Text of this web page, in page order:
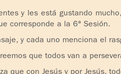
y les está gustando
corresponde a la 6ª Sesión.
y cada uno menciona el
que todos van a